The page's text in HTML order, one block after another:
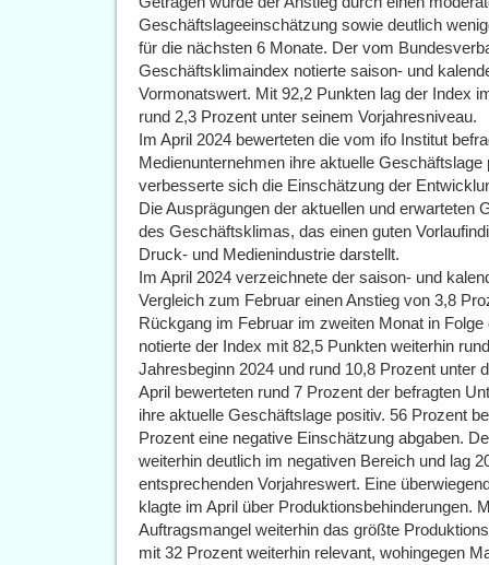
Geschäftslageeinschätzung sowie deutlich
für die nächsten 6 Monate. Der vom
Geschäftsklimaindex notierte saison- und
Vormonatswert. Mit 92,2 Punkten lag der Index
rund 2,3 Prozent unter seinem Vorjahresniveau.
Im April 2024 bewerteten die vom ifo Institut
Medienunternehmen ihre aktuelle
verbesserte sich die Einschätzung der
Die Ausprägungen der aktuellen und erwarteten
des Geschäftsklimas, das einen guten
Druck- und Medienindustrie darstellt.
Im April 2024 verzeichnete der saison- und
Vergleich zum Februar einen Anstieg von 3,8
Rückgang im Februar im zweiten Monat in
notierte der Index mit 82,5 Punkten weiterhin
Jahresbeginn 2024 und rund 10,8 Prozent unter
April bewerteten rund 7 Prozent der befragten
ihre aktuelle Geschäftslage positiv. 56 Prozent
Prozent eine negative Einschätzung abgaben.
weiterhin deutlich im negativen Bereich und lag
entsprechenden Vorjahreswert. Eine
klagte im April über Produktionsbehinderungen.
Auftragsmangel weiterhin das größte
mit 32 Prozent weiterhin relevant, wohingegen